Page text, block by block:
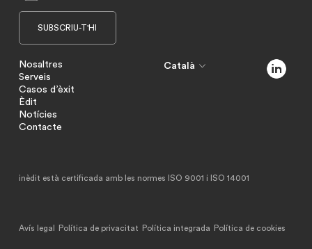
Nosaltres
Serveis
Casos d’èxit
Èdit
Notícies
Contacte
Català
inèdit està certificada amb les normes ISO 9001 i ISO 14001
Avís legal Política de privacitat Política integrada Política de cookies